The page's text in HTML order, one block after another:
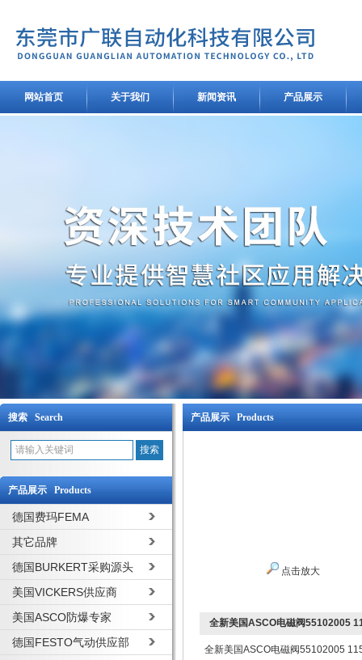
网站首页 关于我们 新闻资讯 产品展示
搜索 Search
产品展示 Products
德国费玛FEMA
其它品牌
德国BURKERT采购源头
美国VICKERS供应商
美国ASCO防爆专家
德国FESTO气动供应部
产品展示 Products
点击放大
全新美国ASCO电磁阀55102005
全新美国ASCO电磁阀55102005